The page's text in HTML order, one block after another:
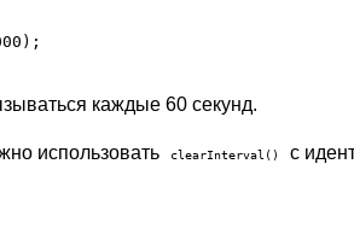
каждые 60 секунд.
использовать clearInterval()
с